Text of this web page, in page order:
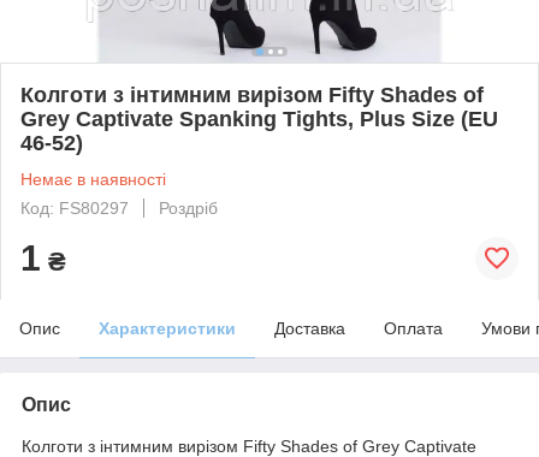
Колготи з інтимним вирізом Fifty Shades of
Grey Captivate Spanking Tights, Plus Size (EU
46-52)
Немає в наявності
Код: FS80297
Роздріб
1 ₴
Опис Характеристики Доставка Оплата Умови
Опис
Колготи з інтимним вирізом Fifty Shades of Grey Captivate